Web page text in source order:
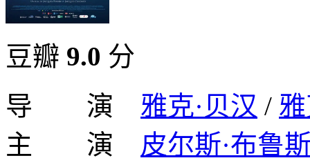
豆瓣 9.0 分
导 演 雅克·贝汉 /
主 演 皮尔斯·布鲁